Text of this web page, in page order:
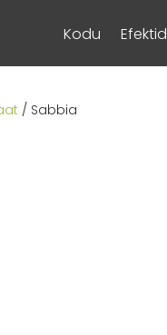
Kodu Efektid
/ Sabbia